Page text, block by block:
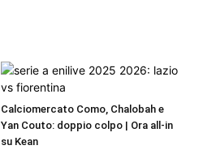
Calciomercato Como, Chalobah e
Yan Couto: doppio colpo | Ora all-in
su Kean